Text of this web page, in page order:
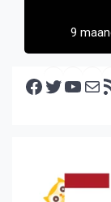
9
Facebook Twitter YouTube E-mail